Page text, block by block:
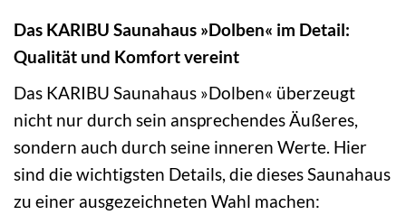
Das KARIBU Saunahaus »Dolben« im Detail:
Qualität und Komfort vereint
Das KARIBU Saunahaus »Dolben« überzeugt
nicht nur durch sein ansprechendes Äußeres,
sondern auch durch seine inneren Werte. Hier
sind die wichtigsten Details, die dieses Saunahaus
zu einer ausgezeichneten Wahl machen: